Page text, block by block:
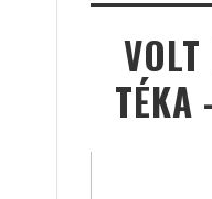
VOLT
TÉKA